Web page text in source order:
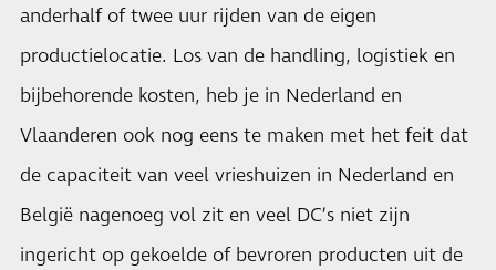
anderhalf of twee uur rijden van de eigen
productielocatie. Los van de handling, logistiek en
bijbehorende kosten, heb je in Nederland en
Vlaanderen ook nog eens te maken met het feit dat
de capaciteit van veel vrieshuizen in Nederland en
België nagenoeg vol zit en veel DC’s niet zijn
ingericht op gekoelde of bevroren producten uit de